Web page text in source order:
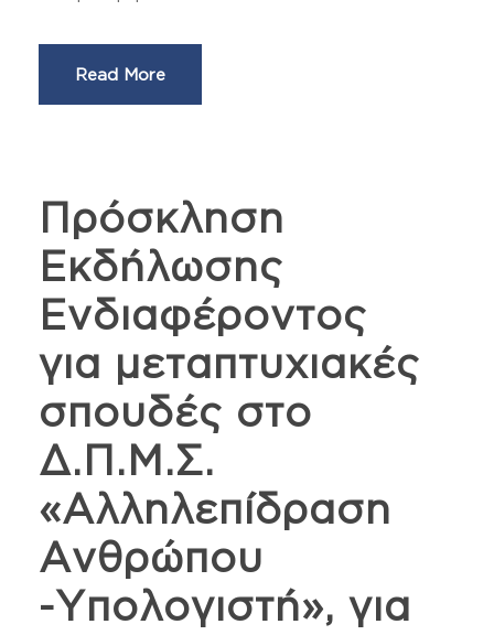
Read More
Πρόσκληση
Εκδήλωσης
Ενδιαφέροντος
για μεταπτυχιακές
σπουδές στο
Δ.Π.Μ.Σ.
«Αλληλεπίδραση
Ανθρώπου
-Υπολογιστή», για